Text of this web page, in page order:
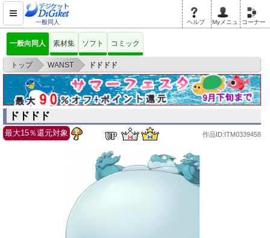
一般同人 ヘルプ Myメニュ コーナー
一般向同人 素材集 ソフト コミック
トップ > WANST > ドドドド
ドドドド
最大15％還元対象 作品ID:ITM0339458